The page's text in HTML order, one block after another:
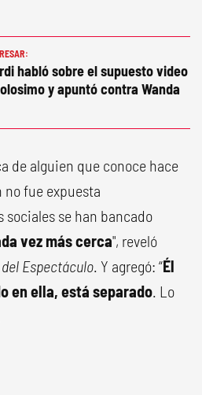
habló sobre el supuesto video
y apuntó contra Wanda
de alguien que conoce hace
fue expuesta
se han bancado
vez más cerca", reveló
Espectáculo. Y agregó: “Él
en ella, está separado. Lo